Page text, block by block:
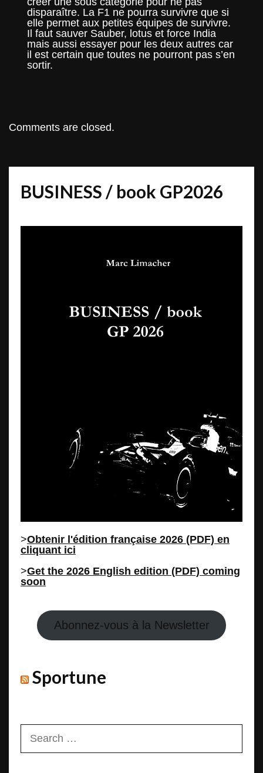
disparaître. La F1 ne pourra survivre que si
elle permet aux petites équipes de survivre.
Il faut sauver Sauber, lotus et force India
mais aussi essayer pour les deux autres car
il est certain que toutes ne pourront pas s’en
sortir.
Comments are closed.
BUSINESS / book GP2026
>Obtenir l'édition française 2026 (PDF) en
cliquant ici
>Get the 2026 English edition (PDF) coming
soon
Abonnez-vous à la Newsletter
Sportune
Search
for: